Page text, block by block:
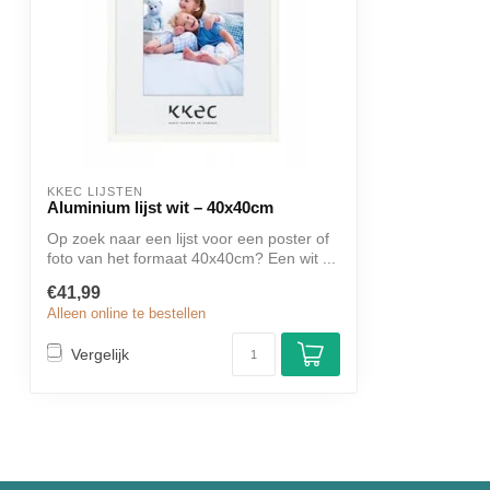
KKEC LIJSTEN
Aluminium lijst wit – 40x40cm
Op zoek naar een lijst voor een poster of
foto van het formaat 40x40cm? Een wit ...
€41,99
Alleen online te bestellen
Vergelijk